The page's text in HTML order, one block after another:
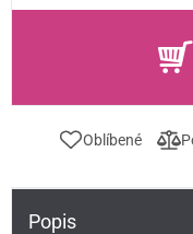
Oblíbené
Popis